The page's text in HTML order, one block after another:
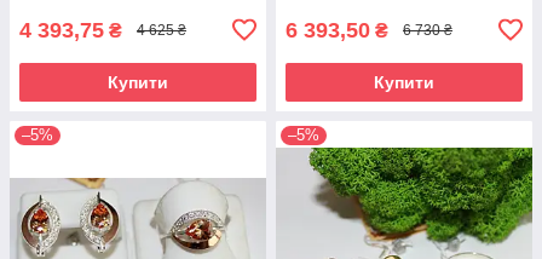
4 393,75 ₴ 4 625 ₴
Купити
6 393,50 ₴ 6 730 ₴
Купити
–5% –5%